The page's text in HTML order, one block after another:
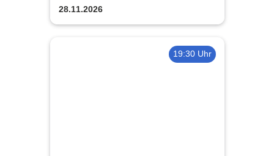
28.11.2026
19:30 Uhr